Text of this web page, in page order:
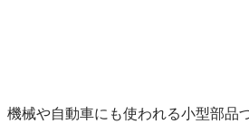
機械や自動車にも使われる小型部品